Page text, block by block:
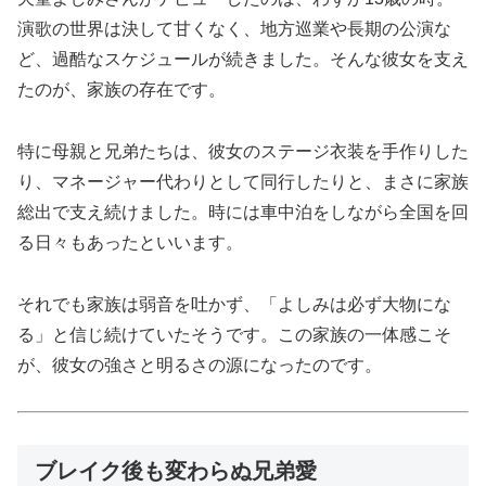
演歌の世界は決して甘くなく、地方巡業や長期の公演な
ど、過酷なスケジュールが続きました。そんな彼女を支え
たのが、家族の存在です。
特に母親と兄弟たちは、彼女のステージ衣装を手作りした
り、マネージャー代わりとして同行したりと、まさに家族
総出で支え続けました。時には車中泊をしながら全国を回
る日々もあったといいます。
それでも家族は弱音を吐かず、「よしみは必ず大物にな
る」と信じ続けていたそうです。この家族の一体感こそ
が、彼女の強さと明るさの源になったのです。
ブレイク後も変わらぬ兄弟愛